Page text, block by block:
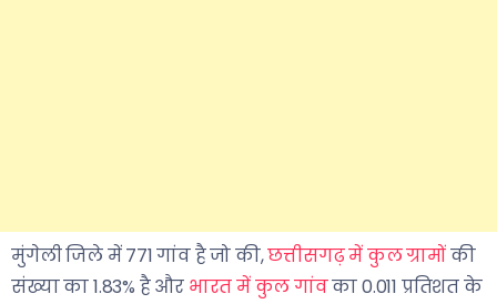
मुंगेली जिले में 771 गांव है जो की,छत्तीसगढ़ में कुल ग्रामोंकी
संख्या का 1.83% है और भारत में कुल गांवका 0.011 प्रतिशत के